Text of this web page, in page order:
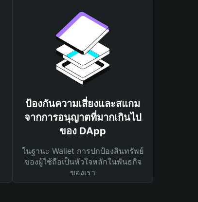
ป้องกันความเสี่ยงและสแกม
จากการอนุญาตที่มากเกินไป
ของ DApp
ในฐานะ Wallet การปกป้องสินทรัพย์
ของผู้ใช้ถือเป็นหัวใจหลักในพันธกิจ
ของเรา